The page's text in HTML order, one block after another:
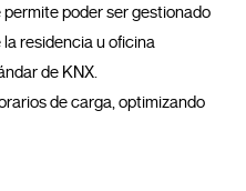
poder ser gestionado
residencia u oficina
de KNX.